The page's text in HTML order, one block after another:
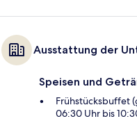
Ausstattung der
Speisen und
Frühstücksbuffet
06:30 Uhr bis